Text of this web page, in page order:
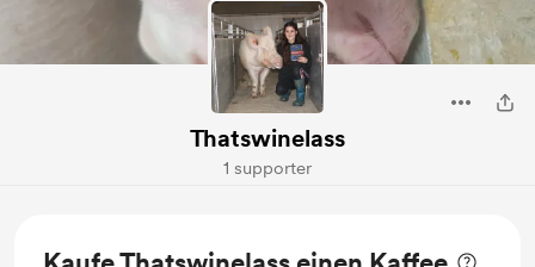
Thatswinelass
1 supporter